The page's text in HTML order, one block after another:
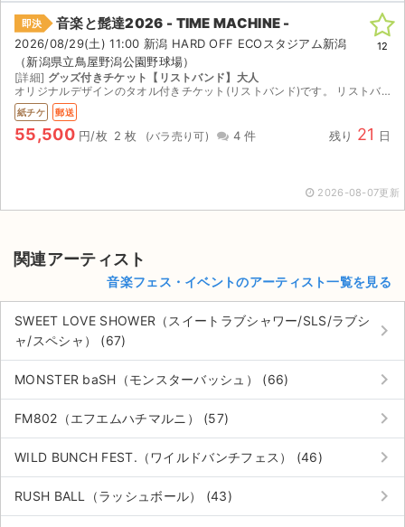
サイト情報
チケットジャム運営会社
チケットジャム利用規約
不正転売禁止法について
チケットジャムの取り組み
音楽情報
即決 音楽と髭達2026 - TIME MACHINE -
2026/08/29(土) 11:00 新潟 HARD OFF ECOスタジアム新潟
（新潟県立鳥屋野潟公園野球場）
[詳細] グッズ付きチケット【リストバンド】大人
オリジナルデザインのタオル付きチケット(リストバンド)です。 リストバンドひとつにつき1枚のタオルが付きます。リストバンドとタオルを同梱してお送りします。 すでにリストバンドですので、当日は身に...
紙チケ 郵送
55,500 円/枚 2 枚 4 件 残り 21 日
12
2026-08-07更新
関連アーティスト
音楽フェス・イベントのアーティスト一覧を見る
SWEET LOVE SHOWER（スイートラブシャワー/SLS/ラブシ
ャ/スペシャ） (67)
keyboard_arrow_right
MONSTER baSH（モンスターバッシュ） (66) keyboard_arrow_right
FM802（エフエムハチマルニ） (57) keyboard_arrow_right
WILD BUNCH FEST.（ワイルドバンチフェス） (46) keyboard_arrow_right
RUSH BALL（ラッシュボール） (43) keyboard_arrow_right